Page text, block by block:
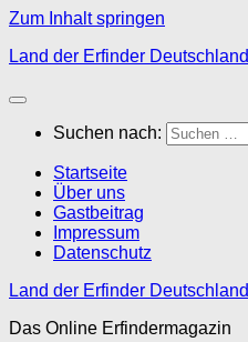
Zum Inhalt springen
Land der Erfinder Deutschland
Suchen nach:
Startseite
Über uns
Gastbeitrag
Impressum
Datenschutz
Land der Erfinder Deutschland
Das Online Erfindermagazin